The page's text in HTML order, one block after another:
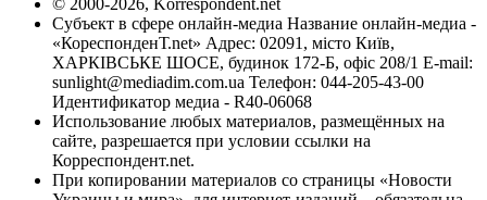
Субъект в сфере онлайн-медиа Название онлайн-медиа -
«КореспонденТ.net» Адрес: 02091, місто Київ,
ХАРКІВСЬКЕ ШОСЕ, будинок 172-Б, офіс 208/1 E-mail:
sunlight@mediadim.com.ua Телефон: 044-205-43-00
Идентификатор медиа - R40-06068
Использование любых материалов, размещённых на
сайте, разрешается при условии ссылки на
Корреспондент.net.
При копировании материалов со страницы «Новости